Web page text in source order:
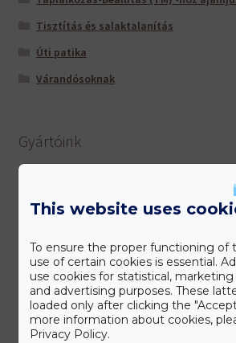
Tisztítás és salaktalanítás
Úti patika
Várandósoknak
Gyártóink
This website uses
To ensure the proper functioning of
use of certain cookies is essential.
use cookies for statistical,
and advertising purposes. These
loaded only after clicking the
more information about cookies,
Privacy Policy.